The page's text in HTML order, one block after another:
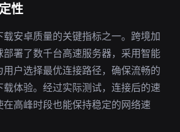
性
安卓质量的关键指标之一。跨境加
署了数千台高速服务器，采用智能
户选择最优连接路径，确保流畅的
体验。经过实际测试，连接后的速
高峰时段也能保持稳定的网络速